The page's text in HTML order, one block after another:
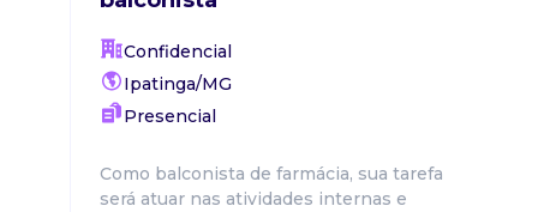
Confidencial
Ipatinga/MG
Presencial
Como balconista de farmácia, sua tarefa
será atuar nas atividades internas e